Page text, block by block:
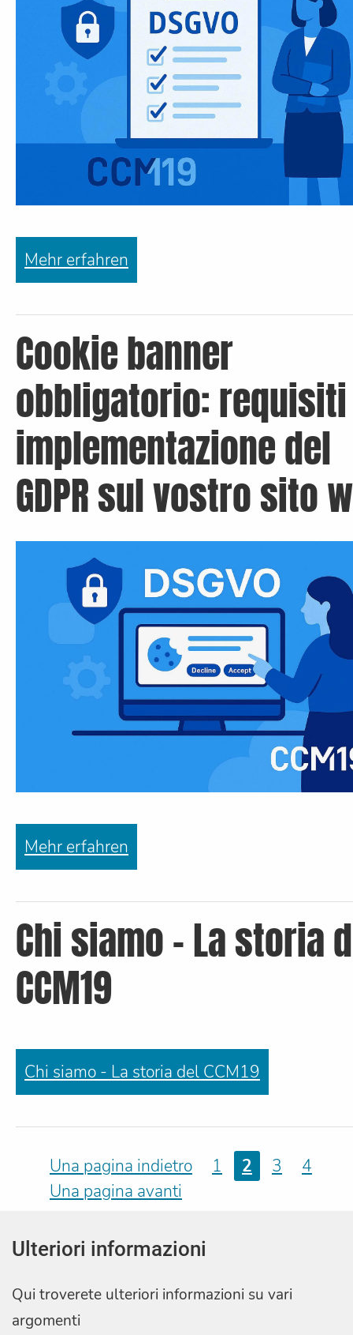
Mehr erfahren
Cookie banner
obbligatorio:
implementazione del
GDPR sul vostro sito
Mehr erfahren
Chi siamo - La storia
CCM19
Chi siamo - La storia del CCM19
Una pagina indietro 1 2 3
4
Una pagina avanti
Ulteriori informazioni
Qui troverete ulteriori informazioni su vari
argomenti